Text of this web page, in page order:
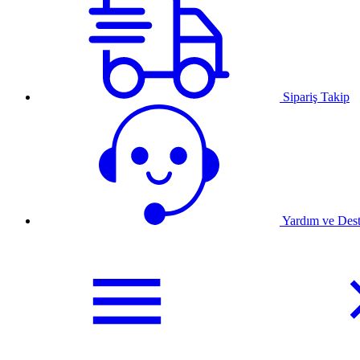
Sipariş Takip
Yardım ve